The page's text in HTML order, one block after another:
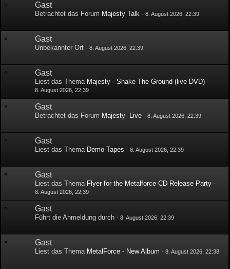
Gast
Betrachtet das Forum Majesty Talk -8. August 2026, 22:39
Gast
Unbekannter Ort-8. August 2026, 22:39
Gast
Liest das Thema Majesty - Shake The Ground (live DVD) -
8. August 2026, 22:39
Gast
Betrachtet das Forum Majesty- Live -8. August 2026, 22:39
Gast
Liest das Thema Demo-Tapes -8. August 2026, 22:39
Gast
Liest das Thema Flyer for the Metalforce CD Release Party -
8. August 2026, 22:39
Gast
Führt die Anmeldung durch-8. August 2026, 22:39
Gast
Liest das Thema MetalForce - New Album -8. August 2026, 22:38